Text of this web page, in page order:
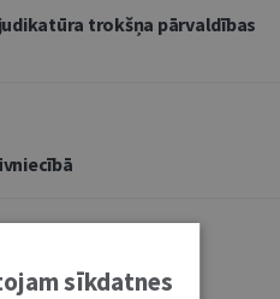
trokšņa pārvaldības
sīkdatnes